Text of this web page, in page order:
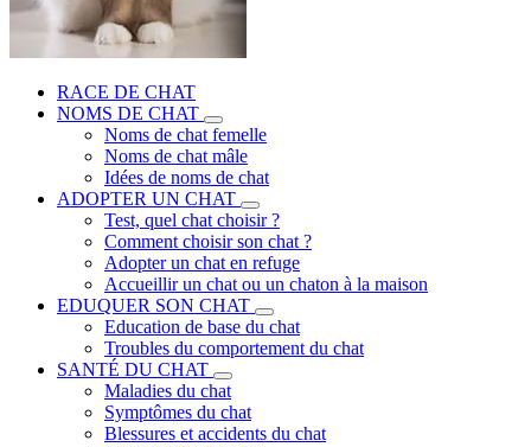
RACE DE CHAT
NOMS DE CHAT
Noms de chat femelle
Noms de chat mâle
Idées de noms de chat
ADOPTER UN CHAT
Test, quel chat choisir ?
Comment choisir son chat ?
Adopter un chat en refuge
Accueillir un chat ou un chaton à la maison
EDUQUER SON CHAT
Education de base du chat
Troubles du comportement du chat
SANTÉ DU CHAT
Maladies du chat
Symptômes du chat
Blessures et accidents du chat